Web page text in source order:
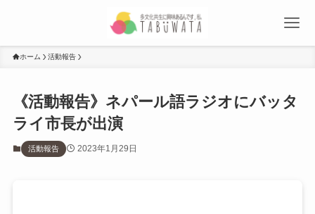
ホーム 活動報告
《活動報告》ネパール語ラジオにバッタ
ライ市長が出演
活動報告 2023年1月29日